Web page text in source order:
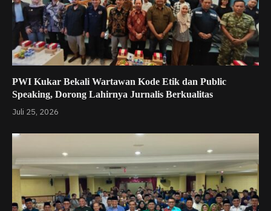
PWI Kukar Bekali Wartawan Kode Etik dan Public
Speaking, Dorong Lahirnya Jurnalis Berkualitas
Juli 25, 2026